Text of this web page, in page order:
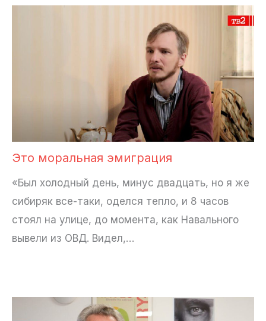
Это моральная эмиграция
«Был холодный день, минус двадцать, но я же
сибиряк все-таки, оделся тепло, и 8 часов
стоял на улице, до момента, как Навального
вывели из ОВД. Видел,…